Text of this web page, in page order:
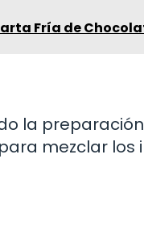
Fría de
la
mezclar